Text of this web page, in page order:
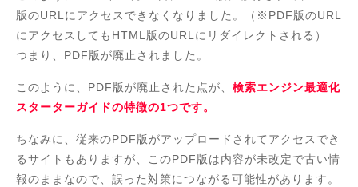
版のURLにアクセスできなくなりました。（※PDF版のURL
にアクセスしてもHTML版のURLにリダイレクトされる）
つまり、PDF版が廃止されました。
このように、PDF版が廃止された点が、 検索エンジン最適化
スターターガイドの特徴の1つです。
ちなみに、従来のPDF版がアップロードされてアクセスでき
るサイトもありますが、このPDF版は内容が未改定で古い情
報のままなので、誤った対策につながる可能性があります。